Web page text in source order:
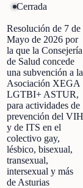
Cerrada
Resolución de 7 de
Mayo de 2026 por
la que la Consejería
de Salud concede
una subvención a la
Asociación XEGA
LGTBI+ ASTUR,
para actividades de
prevención del VIH
y de ITS en el
colectivo gay,
lésbico, bisexual,
transexual,
intersexual y más
de Asturias